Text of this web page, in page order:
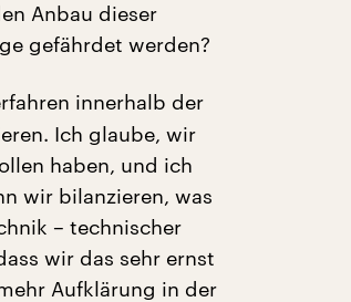
Anbau dieser
gefährdet werden?
innerhalb der
Ich glaube, wir
haben, und ich
wir bilanzieren, was
– technischer
wir das sehr ernst
Aufklärung in der